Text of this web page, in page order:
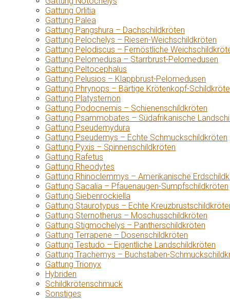
Gattung Orlitia
Gattung Palea
Gattung Pangshura – Dachschildkröten
Gattung Pelochelys – Riesen-Weichschildkröten
Gattung Pelodiscus – Fernöstliche
Gattung Pelomedusa – Starrbrust-Pelomedusen
Gattung Peltocephalus
Gattung Pelusios – Klappbrust-Pelomedusen
Gattung Phrynops – Bärtige Krötenkopf-
Gattung Platysternon
Gattung Podocnemis – Schienenschildkröten
Gattung Psammobates – Südafrikanische
Gattung Pseudemydura
Gattung Pseudemys – Echte Schmuckschildkröten
Gattung Pyxis – Spinnenschildkröten
Gattung Rafetus
Gattung Rheodytes
Gattung Rhinoclemmys – Amerikanische
Gattung Sacalia – Pfauenaugen-Sumpfschildkröten
Gattung Siebenrockiella
Gattung Staurotypus – Echte
Gattung Sternotherus – Moschusschildkröten
Gattung Stigmochelys – Pantherschildkröten
Gattung Terrapene – Dosenschildkröten
Gattung Testudo – Eigentliche Landschildkröten
Gattung Trachemys – Buchstaben-
Gattung Trionyx
Hybriden
Schildkrötenschmuck
Sonstiges